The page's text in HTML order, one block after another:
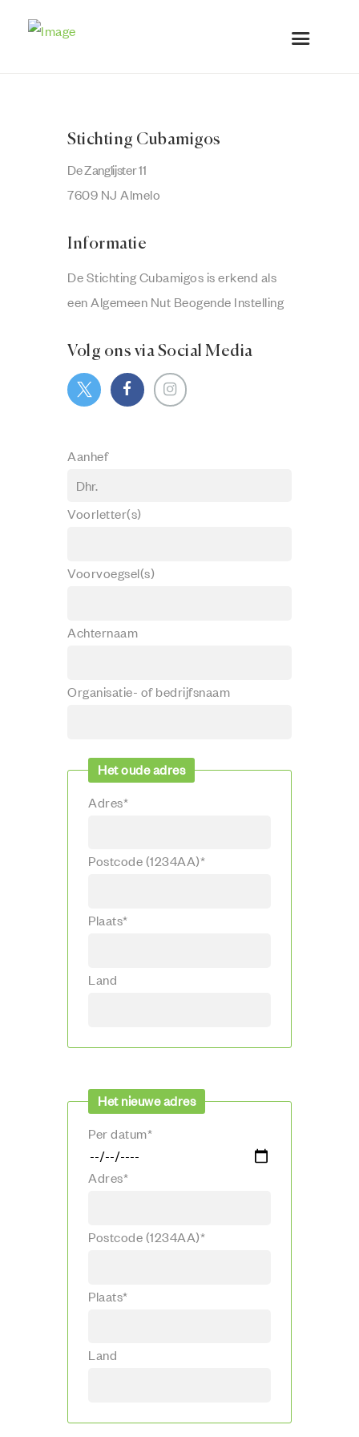
Stichting Cubamigos
De Zanglijster 11
7609 NJ Almelo
Informatie
De Stichting Cubamigos is erkend als
een Algemeen Nut Beogende Instelling
Volg ons via Social Media
Aanhef
Voorletter(s)
Voorvoegsel(s)
Achternaam
Organisatie- of bedrijfsnaam
Het oude adres
Adres*
Postcode (1234AA)*
Plaats*
Land
Het nieuwe adres
Per datum*
Adres*
Postcode (1234AA)*
Plaats*
Land